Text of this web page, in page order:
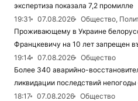
экспертиза показала 7,2 промилле
19:31
07.08.2026
Общество,
Проживающему в Украине
Францкевичу на 10 лет запрещен
19:14
07.08.2026
Общество
Более 340 аварийно-
ликвидации последствий
18:17
07.08.2026
Общество